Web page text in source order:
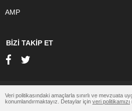
AMP
BİZİ TAKİP ET
Çerezler ile ilgili bilgi için Çerez
Veri politikasındaki amaçlarla sınırlı ve mevzuata
konumlandırmaktayız. Detaylar için veri politikamızı